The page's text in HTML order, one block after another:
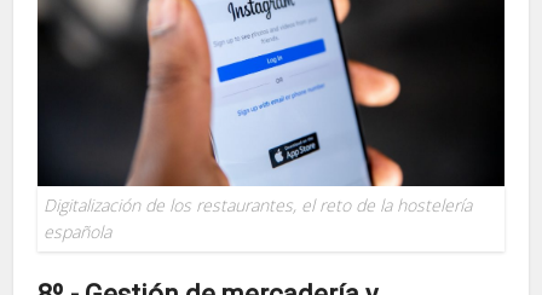
Digitalización de los restaurantes, el reto de la hostelería
española